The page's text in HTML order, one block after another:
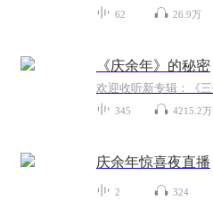
62 26.9万
《庆余年》的秘密
345 4215.2万
庆余年惊喜夜直播
2 324